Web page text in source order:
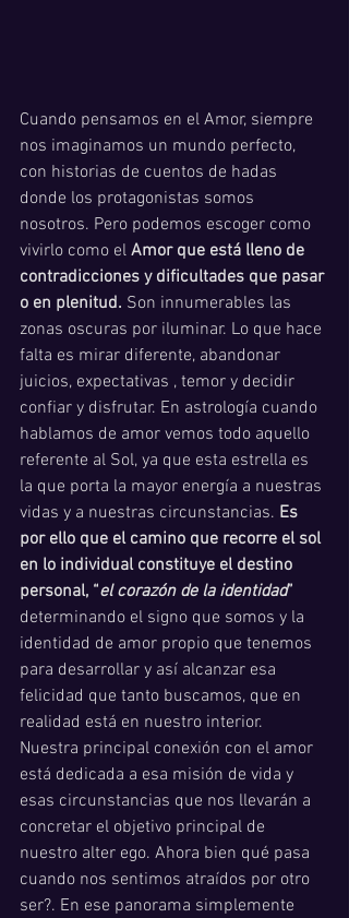
Cuando pensamos en el Amor, siempre
nos imaginamos un mundo perfecto,
con historias de cuentos de hadas
donde los protagonistas somos
nosotros. Pero podemos escoger como
vivirlo como el Amor que está lleno de
contradicciones y dificultades que pasar
o en plenitud. Son innumerables las
zonas oscuras por iluminar. Lo que hace
falta es mirar diferente, abandonar
juicios, expectativas , temor y decidir
confiar y disfrutar. En astrología cuando
hablamos de amor vemos todo aquello
referente al Sol, ya que esta estrella es
la que porta la mayor energía a nuestras
vidas y a nuestras circunstancias. Es
por ello que el camino que recorre el sol
en lo individual constituye el destino
personal, “el corazón de la identidad”
determinando el signo que somos y la
identidad de amor propio que tenemos
para desarrollar y así alcanzar esa
felicidad que tanto buscamos, que en
realidad está en nuestro interior.
Nuestra principal conexión con el amor
está dedicada a esa misión de vida y
esas circunstancias que nos llevarán a
concretar el objetivo principal de
nuestro alter ego. Ahora bien qué pasa
cuando nos sentimos atraídos por otro
ser?. En ese panorama simplemente